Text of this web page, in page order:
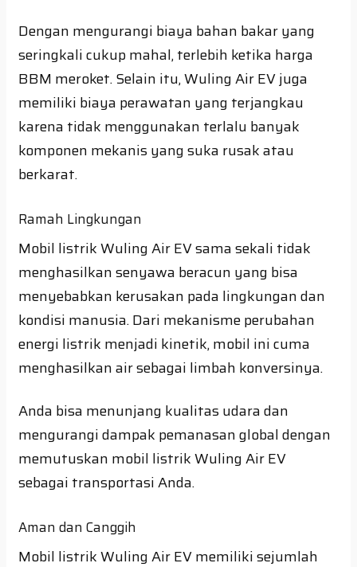
Dengan mengurangi biaya bahan bakar yang
seringkali cukup mahal, terlebih ketika harga
BBM meroket. Selain itu, Wuling Air EV juga
memiliki biaya perawatan yang terjangkau
karena tidak menggunakan terlalu banyak
komponen mekanis yang suka rusak atau
berkarat.
Ramah Lingkungan
Mobil listrik Wuling Air EV sama sekali tidak
menghasilkan senyawa beracun yang bisa
menyebabkan kerusakan pada lingkungan dan
kondisi manusia. Dari mekanisme perubahan
energi listrik menjadi kinetik, mobil ini cuma
menghasilkan air sebagai limbah konversinya.
Anda bisa menunjang kualitas udara dan
mengurangi dampak pemanasan global dengan
memutuskan mobil listrik Wuling Air EV
sebagai transportasi Anda.
Aman dan Canggih
Mobil listrik Wuling Air EV memiliki sejumlah